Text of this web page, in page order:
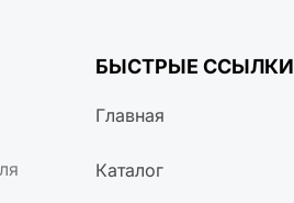
БЫСТРЫЕ ССЫЛКИ
Главная
Каталог